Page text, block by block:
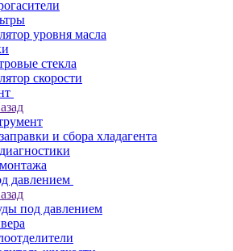
уровня масла
стекла
скорости
и сбора хладагента
давлением
под давлением